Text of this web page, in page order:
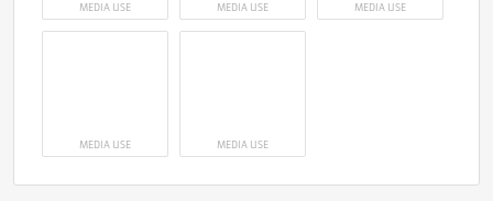
MEDIA USE MEDIA USE MEDIA USE
MEDIA USE MEDIA USE